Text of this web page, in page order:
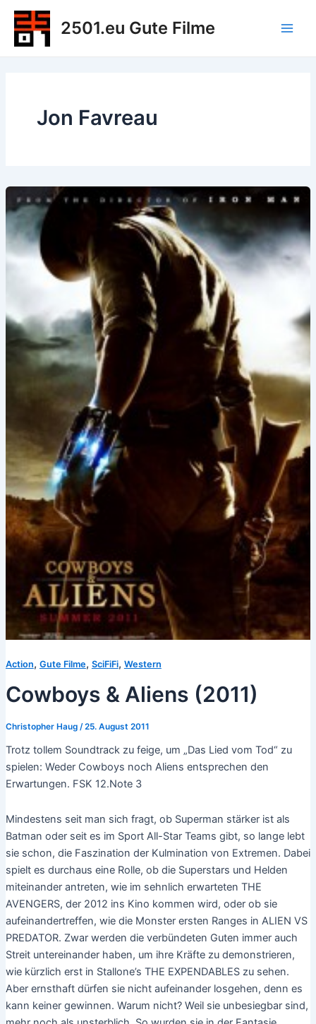
Zum
Inhalt
springen
2501.eu Gute Filme
Jon Favreau
Action, Gute Filme, SciFiFi, Western
Cowboys & Aliens (2011)
Christopher Haug /25. August 2011
Trotz tollem Soundtrack zu feige, um „Das Lied vom Tod“ zu
spielen: Weder Cowboys noch Aliens entsprechen den
Erwartungen. FSK 12.Note 3
Mindestens seit man sich fragt, ob Superman stärker ist als
Batman oder seit es im Sport All-Star Teams gibt, so lange lebt
sie schon, die Faszination der Kulmination von Extremen. Dabei
spielt es durchaus eine Rolle, ob die Superstars und Helden
miteinander antreten, wie im sehnlich erwarteten THE
AVENGERS, der 2012 ins Kino kommen wird, oder ob sie
aufeinandertreffen, wie die Monster ersten Ranges in ALIEN VS
PREDATOR. Zwar werden die verbündeten Guten immer auch
Streit untereinander haben, um ihre Kräfte zu demonstrieren,
wie kürzlich erst in Stallone’s THE EXPENDABLES zu sehen.
Aber ernsthaft dürfen sie nicht aufeinander losgehen, denn es
kann keiner gewinnen. Warum nicht? Weil sie unbesiegbar sind,